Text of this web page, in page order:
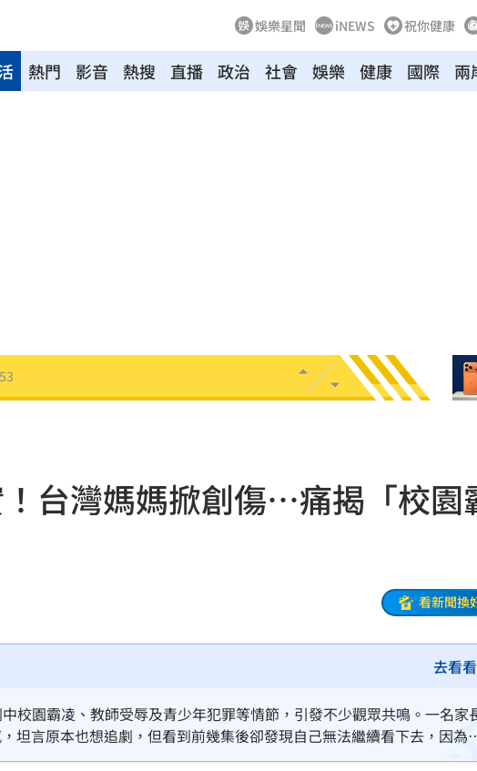
娛樂星聞 iNEWS 祝你健康
熱門 影音 熱搜 直播 政治 社會 娛樂 健康 國際 兩
也來了
07:45
理障礙
轟辱華
布遺囑
07:30
！台灣媽媽掀創傷…痛揭「校園
看新聞換
去看看
校園霸凌、教師受辱及青少年犯罪等情節，引發不少觀眾共鳴。一名家
坦言原本也想追劇，但看到前幾集後卻發現自己無法繼續看下去，因為
孩子被霸凌這件事，不只是孩子受傷，家長也會留下很深的後遺症。」